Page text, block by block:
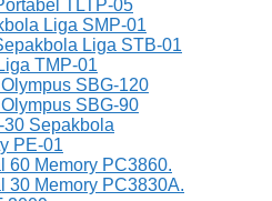
TLTP-05
Liga SMP-01
Liga STB-01
TMP-01
SBG-120
SBG-90
30 Sepakbola
PE-01
60 Memory PC3860.
30 Memory PC3830A.